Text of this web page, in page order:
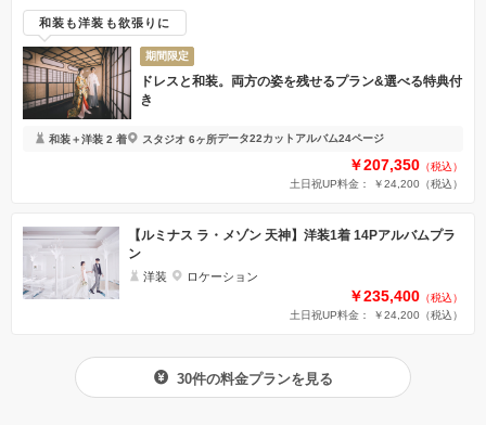
和装も洋装も欲張りに
期間限定
ドレスと和装。両方の姿を残せるプラン&選べる特典付
き
和装＋洋装 2 着 スタジオ 6ヶ所データ22カット アルバム24ページ
￥207,350 （税込）
土日祝UP料金： ￥24,200 （税込）
【ルミナス ラ・メゾン 天神】洋装1着 14Pアルバムプラ
ン
洋装 ロケーション
￥235,400 （税込）
土日祝UP料金： ￥24,200 （税込）
30件の料金プランを見る